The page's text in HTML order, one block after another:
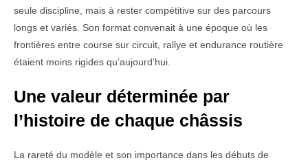
seule discipline, mais à rester compétitive sur des parcours
longs et variés. Son format convenait à une époque où les
frontières entre course sur circuit, rallye et endurance routière
étaient moins rigides qu’aujourd’hui.
Une valeur déterminée par
l’histoire de chaque châssis
La rareté du modèle et son importance dans les débuts de